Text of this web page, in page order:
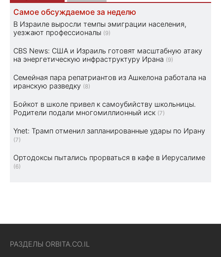
Самое обсуждаемое за неделю
В Израиле выросли темпы эмиграции населения,
уезжают профессионалы (9)
CBS News: США и Израиль готовят масштабную атаку
на энергетическую инфраструктуру Ирана (9)
Семейная пара репатриантов из Ашкелона работала на
иранскую разведку (8)
Бойкот в школе привел к самоубийству школьницы.
Родители подали многомиллионный иск (7)
Ynet: Трамп отменил запланированные удары по Ирану
(7)
Ортодоксы пытались прорваться в кафе в Иерусалиме
(6)
РАЗДЕЛЫ ORBITA.CO.IL